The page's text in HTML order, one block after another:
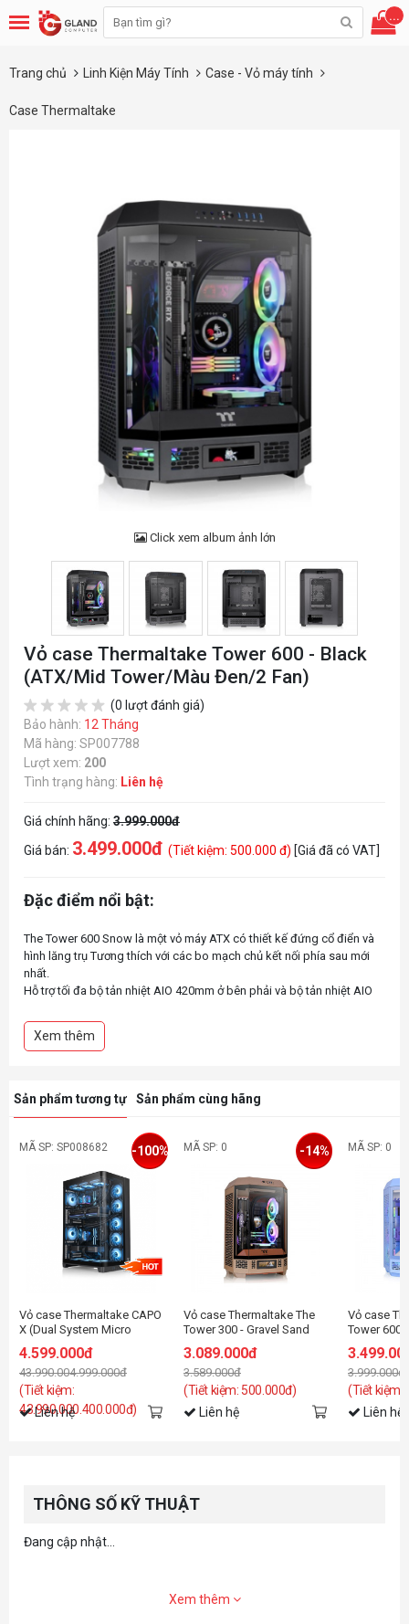
...
Trang chủ Linh Kiện Máy Tính Case - Vỏ máy tính
Case Thermaltake
Click xem album ảnh lớn
Vỏ case Thermaltake Tower 600 - Black
(ATX/Mid Tower/Màu Đen/2 Fan)
(0 lượt đánh giá)
Bảo hành: 12 Tháng
Mã hàng: SP007788
Lượt xem: 200
Tình trạng hàng: Liên hệ
Giá chính hãng: 3.999.000đ
Giá bán: 3.499.000đ (Tiết kiệm: 500.000 đ) [Giá đã có VAT]
Đặc điểm nổi bật:
The Tower 600 Snow là một vỏ máy ATX có thiết kế đứng cổ điển và
hình lăng trụ Tương thích với các bo mạch chủ kết nối phía sau mới
nhất.
Hỗ trợ tối đa bộ tản nhiệt AIO 420mm ở bên phải và bộ tản nhiệt AIO
Xem thêm
Sản phẩm tương tự Sản phẩm cùng hãng
MÃ SP: SP008682
Vỏ case Thermaltake CAPO
X (Dual System Micro
4.599.000đ
43.990.004.999.000đ
(Tiết kiệm:
43.990.000.400.000đ)
-100%
Liên hệ
MÃ SP: 0
Vỏ case Thermaltake The
Tower 300 - Gravel Sand
3.089.000đ
3.589.000đ
(Tiết kiệm: 500.000đ)
-14%
Liên hệ
MÃ SP: 0
Vỏ case
Tower 600
Tower/2
3.999.000đ
(Tiết kiệm:
Liên hệ
THÔNG SỐ KỸ THUẬT
Đang cập nhật...
Xem thêm